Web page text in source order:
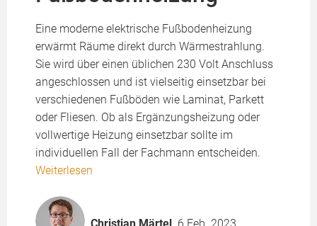
Eine moderne elektrische Fußbodenheizung
erwärmt Räume direkt durch Wärmestrahlung.
Sie wird über einen üblichen 230 Volt Anschluss
angeschlossen und ist vielseitig einsetzbar bei
verschiedenen Fußböden wie Laminat, Parkett
oder Fliesen. Ob als Ergänzungsheizung oder
vollwertige Heizung einsetzbar sollte im
individuellen Fall der Fachmann entscheiden.
Weiterlesen